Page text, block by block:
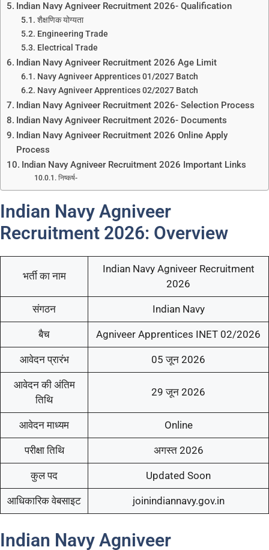
Indian Navy Agniveer Recruitment 2026- Qualification
शैक्षणिक योग्यता
Engineering Trade
Electrical Trade
Indian Navy Agniveer Recruitment 2026 Age Limit
Navy Agniveer Apprentices 01/2027 Batch
Navy Agniveer Apprentices 02/2027 Batch
Indian Navy Agniveer Recruitment 2026- Selection Process
Indian Navy Agniveer Recruitment 2026- Documents
Indian Navy Agniveer Recruitment 2026 Online Apply
Process
Indian Navy Agniveer Recruitment 2026 Important Links
निष्कर्ष-
Indian Navy Agniveer
Recruitment 2026: Overview
भर्ती का नाम
Indian Navy Agniveer Recruitment
2026
संगठन Indian Navy
बैच Agniveer Apprentices INET 02/2026
आवेदन प्रारंभ 05 जून 2026
आवेदन की अंतिम
तिथि
29 जून 2026
आवेदन माध्यम Online
परीक्षा तिथि अगस्त 2026
कुल पद Updated Soon
आधिकारिक वेबसाइट joinindiannavy.gov.in
Indian Navy Agniveer